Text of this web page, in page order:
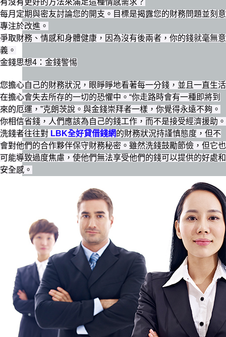
有沒有更好的方法來滿足這種情感需求？
每月定期與密友討論您的開支。目標是揭露您的財務問題並刻意
專注於改進。
爭取財務、情感和身體健康，因為沒有後兩者，你的錢就毫無意
義。
金錢思想4：金錢警惕
您擔心自己的財務狀況，眼睜睜地看著每一分錢，並且一直生活
在擔心會失去所存的一切的恐懼中。“你走路時會有一種即將到
來的厄運，”克朗茨說。與金錢崇拜者一樣，你覺得永遠不夠。
你相信省錢，人們應該為自己的錢工作，而不是接受經濟援助。
洗錢者往往對 LBK全好貸借錢網的財務狀況持謹慎態度，但不
會對他們的合作夥伴保守財務秘密。雖然洗錢鼓勵節儉，但它也
可能導致過度焦慮，使他們無法享受他們的錢可以提供的好處和
安全感。